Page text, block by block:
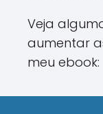
Veja
aumentar
meu ebook: